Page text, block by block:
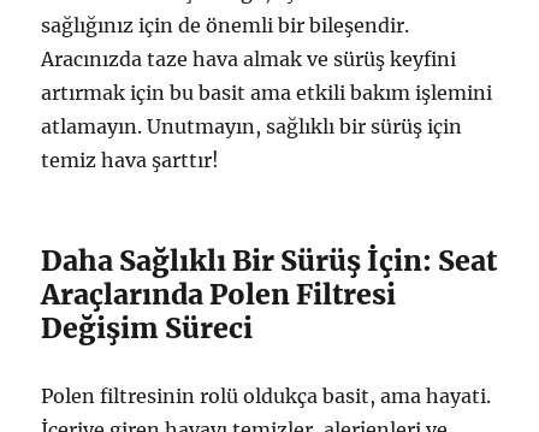
sağlığınız için de önemli bir bileşendir.
Aracınızda taze hava almak ve sürüş keyfini
artırmak için bu basit ama etkili bakım işlemini
atlamayın. Unutmayın, sağlıklı bir sürüş için
temiz hava şarttır!
Daha Sağlıklı Bir Sürüş İçin: Seat
Araçlarında Polen Filtresi
Değişim Süreci
Polen filtresinin rolü oldukça basit, ama hayati.